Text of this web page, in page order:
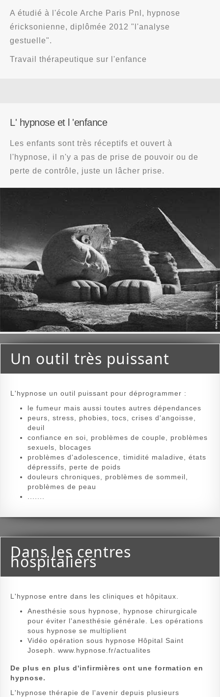
A étudié à l'école Arche Paris Pnl, hypnose
éricksonienne, diplômée 2012 "l'analyse
gestuelle".
Travail thérapeutique sur l'enfance
L' hypnose et l 'enfance
Les enfants sont très réceptifs et ouvert à
l'hypnose, il n'y a pas de prise de pouvoir ou de
perte de contrôle, juste un lâcher prise.
Un outil très puissant
L'hypnose un outil puissant pour déprogrammer :
le fumeur mais aussi toutes autres dépendances
peurs, stress, phobies, tocs, crises d'angoisse,
deuil
confiance en soi, problèmes de couple, problèmes
sexuels, blocages
problèmes d'adolescence, timidité maladive, états
dépressifs, perte de poids
douleurs chroniques, problèmes de sommeil,
problèmes de peau
Dans les centres
hospitaliers
L'hypnose entre dans les cliniques et hôpitaux.
Anesthésie sous hypnose, hypnose chirurgicale
pour éviter l'anesthésie générale. Les opérations
sous hypnose se multiplient
Vidéo opération sous hypnose Hôpital Saint
Joseph. www.hypnose.fr/actualites
De plus en plus d'infirmières ont une formation en
hypnose.
L'hypnose thérapie de l'avenir depuis plusieurs